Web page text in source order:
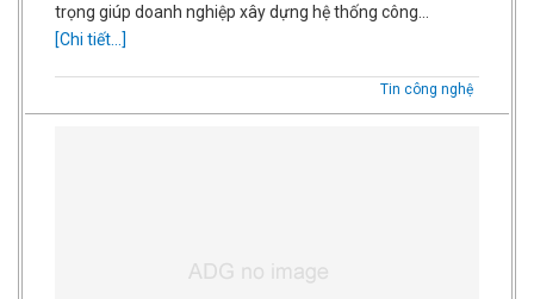
trọng giúp doanh nghiệp xây dựng hệ thống công…
[Chi tiết...]
Tin công nghệ